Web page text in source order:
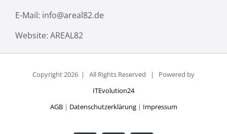
E-Mail: info@areal82.de
Website: AREAL82
Copyright2026 | All Rights Reserved | Powered by
ITEvolution24
AGB| Datenschutzerklärung| Impressum